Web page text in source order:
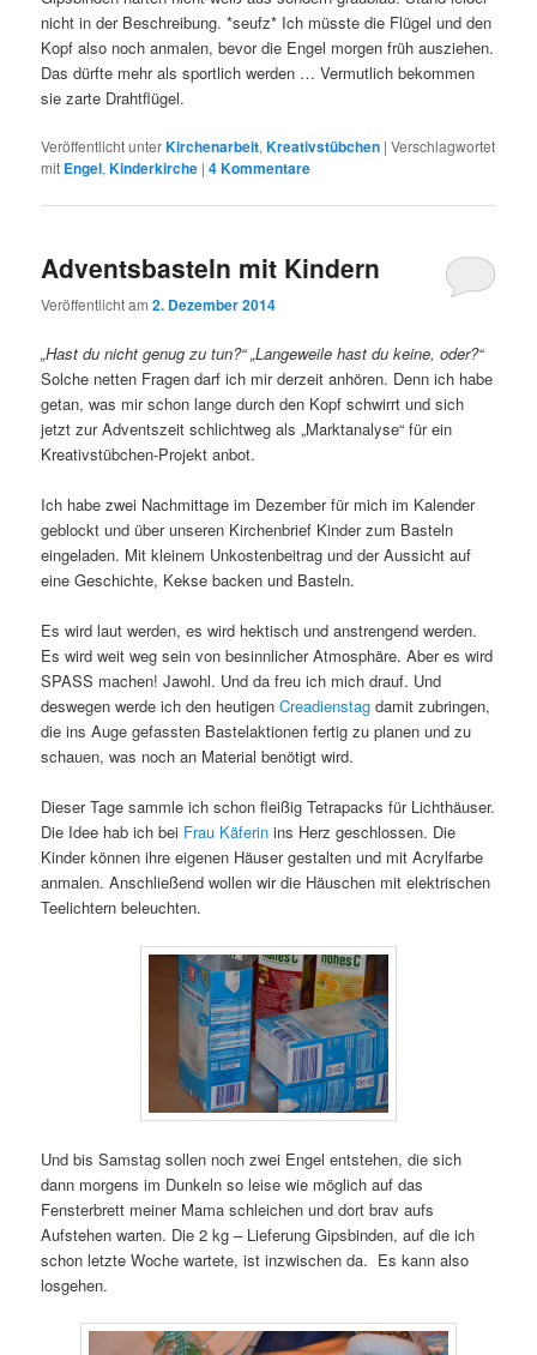
nicht in der Beschreibung. *seufz* Ich müsste die Flügel und den
Kopf also noch anmalen, bevor die Engel morgen früh ausziehen.
Das dürfte mehr als sportlich werden … Vermutlich bekommen
sie zarte Drahtflügel.
Veröffentlicht unterKirchenarbeit,Kreativstübchen |Verschlagwortet
mit Engel,Kinderkirche |4Kommentare
Adventsbasteln mit Kindern
Veröffentlicht am2. Dezember 2014
„Hast du nicht genug zu tun?“ „Langeweile hast du keine, oder?“
Solche netten Fragen darf ich mir derzeit anhören. Denn ich habe
getan, was mir schon lange durch den Kopf schwirrt und sich
jetzt zur Adventszeit schlichtweg als „Marktanalyse“ für ein
Kreativstübchen-Projekt anbot.
Ich habe zwei Nachmittage im Dezember für mich im Kalender
geblockt und über unseren Kirchenbrief Kinder zum Basteln
eingeladen. Mit kleinem Unkostenbeitrag und der Aussicht auf
eine Geschichte, Kekse backen und Basteln.
Es wird laut werden, es wird hektisch und anstrengend werden.
Es wird weit weg sein von besinnlicher Atmosphäre. Aber es wird
SPASS machen! Jawohl. Und da freu ich mich drauf. Und
deswegen werde ich den heutigenCreadienstagdamit zubringen,
die ins Auge gefassten Bastelaktionen fertig zu planen und zu
schauen, was noch an Material benötigt wird.
Dieser Tage sammle ich schon fleißig Tetrapacks für Lichthäuser.
Die Idee hab ich bei Frau Käferin ins Herz geschlossen. Die
Kinder können ihre eigenen Häuser gestalten und mit Acrylfarbe
anmalen. Anschließend wollen wir die Häuschen mit elektrischen
Teelichtern beleuchten.
Und bis Samstag sollen noch zwei Engel entstehen, die sich
dann morgens im Dunkeln so leise wie möglich auf das
Fensterbrett meiner Mama schleichen und dort brav aufs
Aufstehen warten. Die 2 kg – Lieferung Gipsbinden, auf die ich
schon letzte Woche wartete, ist inzwischen da. Es kann also
losgehen.